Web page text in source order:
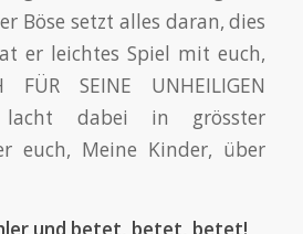
Böse setzt alles daran, dies
er leichtes Spiel mit euch,
FÜR SEINE UNHEILIGEN
lacht dabei in grösster
euch, Meine Kinder, über